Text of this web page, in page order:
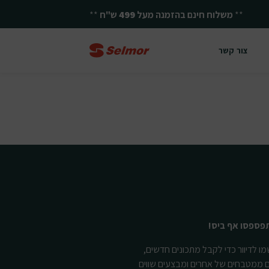
** משלוח חינם בהזמנה מעל499ש"ח **
צור קשר
אף ביס!
לדיוור כדי לקבל מתכונים חדשים,
ממטבחים של אחרים ומבצעים שווים